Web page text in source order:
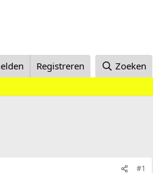
Registreren Zoeken
#1